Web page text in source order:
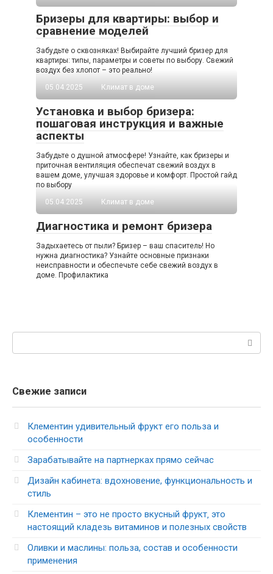
Бризеры для квартиры: выбор и
сравнение моделей
Забудьте о сквозняках! Выбирайте лучший бризер для
квартиры: типы, параметры и советы по выбору. Свежий
воздух без хлопот – это реально!
05.04.2025
Климат в доме
Установка и выбор бризера:
пошаговая инструкция и важные
аспекты
Забудьте о душной атмосфере! Узнайте, как бризеры и
приточная вентиляция обеспечат свежий воздух в
вашем доме, улучшая здоровье и комфорт. Простой гайд
по выбору
05.04.2025
Климат в доме
Диагностика и ремонт бризера
Задыхаетесь от пыли? Бризер – ваш спаситель! Но
нужна диагностика? Узнайте основные признаки
неисправности и обеспечьте себе свежий воздух в
доме. Профилактика
Свежие записи
Клементин удивительный фрукт его польза и
особенности
Зарабатывайте на партнерках прямо сейчас
Дизайн кабинета: вдохновение, функциональность и
стиль
Клементин – это не просто вкусный фрукт‚ это
настоящий кладезь витаминов и полезных свойств
Оливки и маслины: польза, состав и особенности
применения